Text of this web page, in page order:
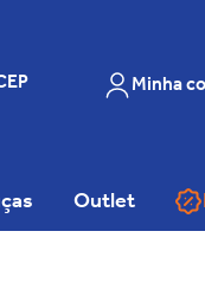
Minha
Outlet